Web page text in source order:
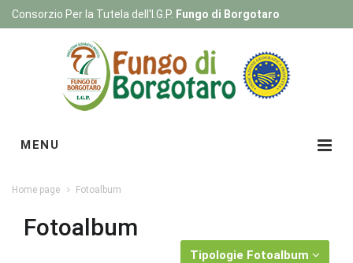
Consorzio Per la Tutela dell'I.G.P. Fungo di Borgotaro
MENU
Home page Fotoalbum
Fotoalbum
Tipologie Fotoalbum